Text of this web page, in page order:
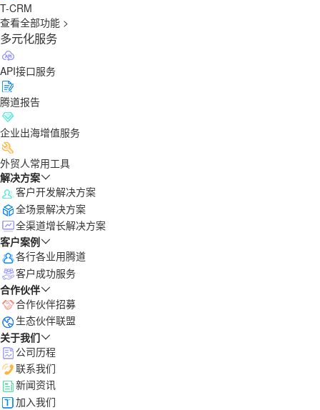
T-CRM
查看全部功能 >
多元化服务
API接口服务
腾道报告
企业出海增值服务
外贸人常用工具
解决方案
客户开发解决方案
全场景解决方案
全渠道增长解决方案
客户案例
各行各业用腾道
客户成功服务
合作伙伴
合作伙伴招募
生态伙伴联盟
关于我们
公司历程
联系我们
新闻资讯
加入我们